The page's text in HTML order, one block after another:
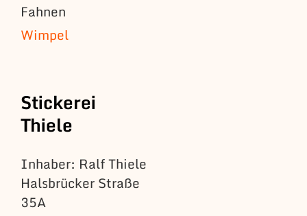
Fahnen
Wimpel
Stickerei
Thiele
Inhaber: Ralf Thiele
Halsbrücker Straße
35A